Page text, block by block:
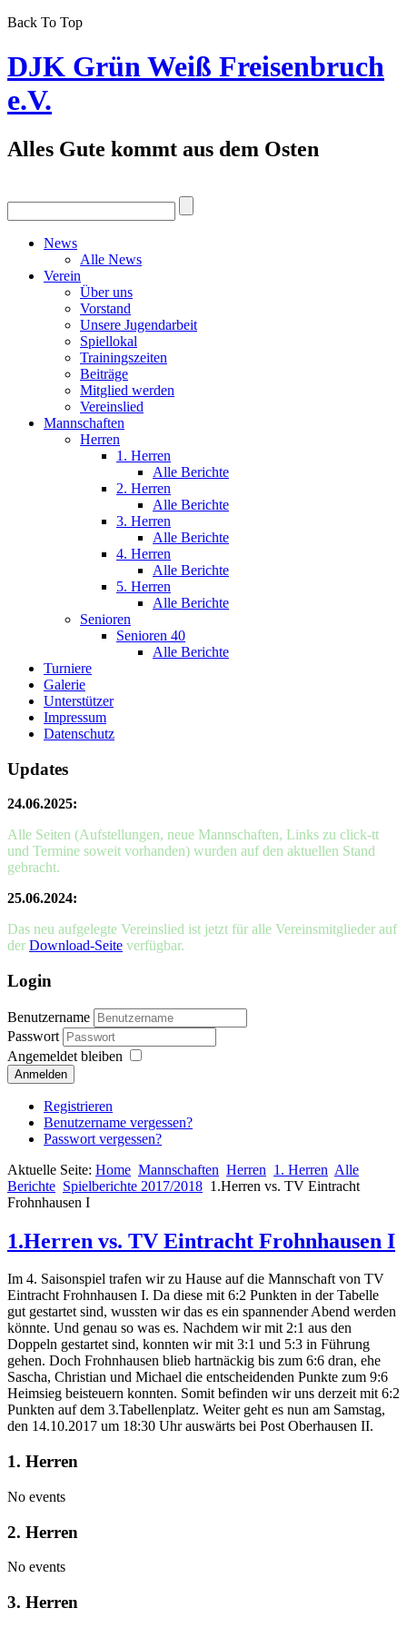
Back To Top
DJK Grün Weiß Freisenbruch
e.V.
Alles Gute kommt aus dem Osten
News
Alle News
Verein
Über uns
Vorstand
Unsere Jugendarbeit
Spiellokal
Trainingszeiten
Beiträge
Mitglied werden
Vereinslied
Mannschaften
Herren
1. Herren
Alle Berichte
2. Herren
Alle Berichte
3. Herren
Alle Berichte
4. Herren
Alle Berichte
5. Herren
Alle Berichte
Senioren
Senioren 40
Alle Berichte
Turniere
Galerie
Unterstützer
Impressum
Datenschutz
Updates
24.06.2025:
Alle Seiten (Aufstellungen, neue Mannschaften, Links zu click-tt
und Termine soweit vorhanden) wurden auf den aktuellen Stand
gebracht.
25.06.2024:
Das neu aufgelegte Vereinslied ist jetzt für alle Vereinsmitglieder auf
der Download-Seite verfügbar.
Login
Benutzername
Passwort
Angemeldet bleiben
Anmelden
Registrieren
Benutzername vergessen?
Passwort vergessen?
Aktuelle Seite: Home Mannschaften Herren 1. Herren Alle
Berichte Spielberichte 2017/2018 1.Herren vs. TV Eintracht
Frohnhausen I
1.Herren vs. TV Eintracht Frohnhausen I
Im 4. Saisonspiel trafen wir zu Hause auf die Mannschaft von TV
Eintracht Frohnhausen I. Da diese mit 6:2 Punkten in der Tabelle
gut gestartet sind, wussten wir das es ein spannender Abend werden
könnte. Und genau so was es. Nachdem wir mit 2:1 aus den
Doppeln gestartet sind, konnten wir mit 3:1 und 5:3 in Führung
gehen. Doch Frohnhausen blieb hartnäckig bis zum 6:6 dran, ehe
Sascha, Christian und Michael die entscheidenden Punkte zum 9:6
Heimsieg beisteuern konnten. Somit befinden wir uns derzeit mit 6:2
Punkten auf dem 3.Tabellenplatz. Weiter geht es nun am Samstag,
den 14.10.2017 um 18:30 Uhr auswärts bei Post Oberhausen II.
1. Herren
No events
2. Herren
No events
3. Herren